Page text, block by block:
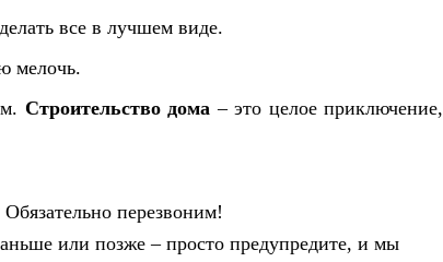
все в лучшем виде.
мелочь.
Строительство дома – это целое приключение,
перезвоним!
или позже – просто предупредите, и мы